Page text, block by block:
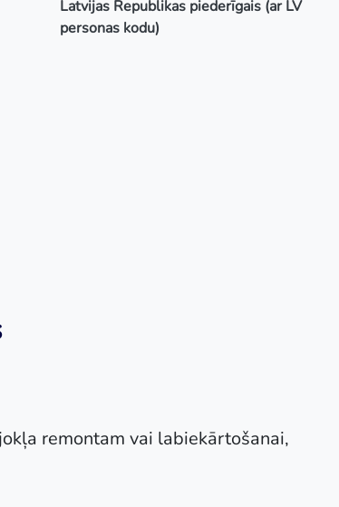
Latvijas Republikas piederīgais (ar LV
personas kodu)
remontam vai labiekārtošanai,